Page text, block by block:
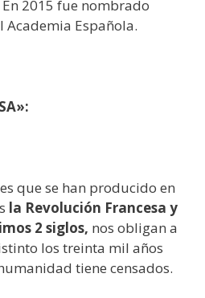
2015 fue nombrado
Academia Española.
que se han producido en
la Revolución Francesa y
2 siglos, nos obligan a
los treinta mil años
tiene censados.